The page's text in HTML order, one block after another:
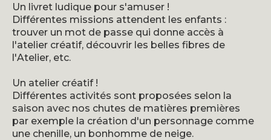
Un livret ludique pour s'amuser !
Différentes missions attendent les enfants :
trouver un mot de passe qui donne accès à
l'atelier créatif, découvrir les belles fibres de
l'Atelier, etc.
Un atelier créatif !
Différentes activités sont proposées selon la
saison avec nos chutes de matières premières
par exemple la création d'un personnage comme
une chenille, un bonhomme de neige.